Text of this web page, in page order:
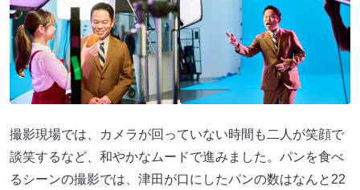
撮影現場では、カメラが回っていない時間も二人が笑顔で
談笑するなど、和やかなムードで進みました。パンを食べ
るシーンの撮影では、津田が口にしたパンの数はなんと22